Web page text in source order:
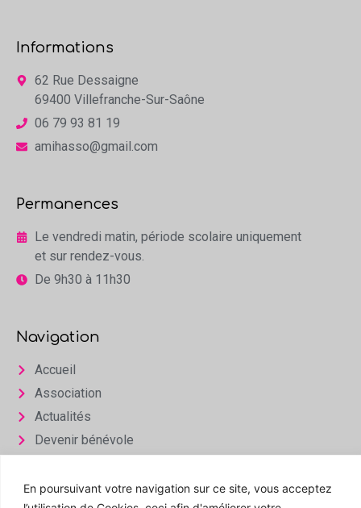
En poursuivant votre navigation sur ce site, vous acceptez
Informations
62 Rue Dessaigne
69400 Villefranche-Sur-Saône
06 79 93 81 19
amihasso@gmail.com
Permanences
Le vendredi matin, période scolaire uniquement
et sur rendez-vous.
De 9h30 à 11h30
Navigation
Accueil
Association
Actualités
Devenir bénévole